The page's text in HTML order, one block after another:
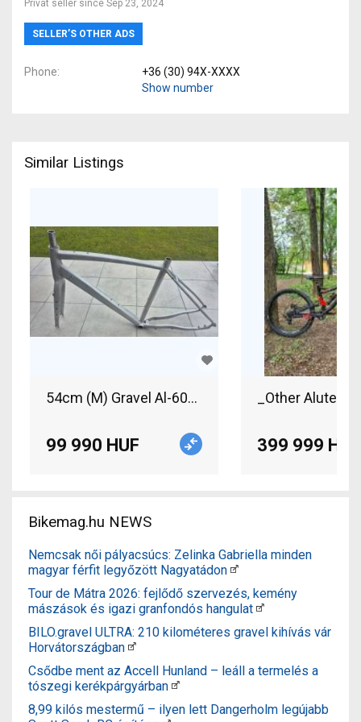
Privat seller since Sep 23, 2024
SELLER’S OTHER ADS
Phone
+36 (30) 94X-XXXX
Show number
Similar Listings
54cm (M) Gravel Al-6061 T6 alumínium váz +
99 990 HUF 399 999 HUF
Bikemag.hu NEWS
Nemcsak női pályacsúcs: Zelinka Gabriella minden
magyar férfit legyőzött Nagyatádon
Tour de Mátra 2026: fejlődő szervezés, kemény
mászások és igazi granfondós hangulat
BILO.gravel ULTRA: 210 kilométeres gravel kihívás vár
Horvátországban
Csődbe ment az Accell Hunland – leáll a termelés a
tószegi kerékpárgyárban
8,99 kilós mestermű – ilyen lett Dangerholm legújabb